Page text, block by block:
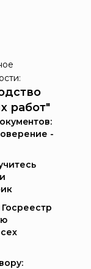
работ"
-